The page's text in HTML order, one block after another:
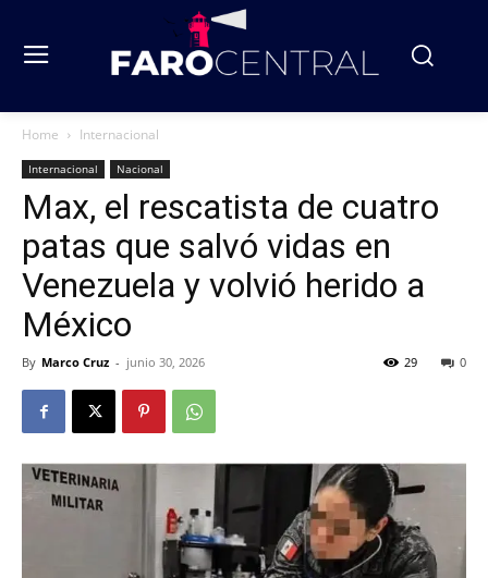
Home Internacional
Internacional Nacional
Max, el rescatista de cuatro
patas que salvó vidas en
Venezuela y volvió herido a
México
By Marco Cruz - junio 30, 2026 0
29